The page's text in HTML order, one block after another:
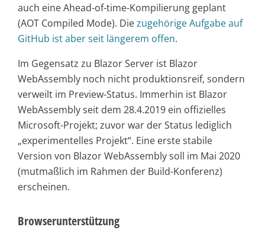
auch eine Ahead-of-time-Kompilierung geplant
(AOT Compiled Mode). Diezugehörige Aufgabe auf
GitHub ist aber seit längerem offen.
Im Gegensatz zu Blazor Server ist Blazor
WebAssembly noch nicht produktionsreif, sondern
verweilt im Preview-Status. Immerhin ist Blazor
WebAssembly seit dem 28.4.2019 ein offizielles
Microsoft-Projekt; zuvor war der Status lediglich
„experimentelles Projekt“. Eine erste stabile
Version von Blazor WebAssembly soll im Mai 2020
(mutmaßlich im Rahmen der Build-Konferenz)
erscheinen.
Browserunterstützung